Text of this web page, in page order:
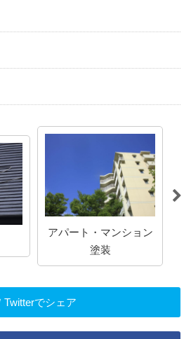
アパート・マンション
塗装
Twitterでシェア